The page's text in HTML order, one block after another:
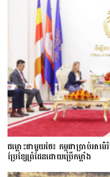
ជម្លោះជាមួយថៃ៖ កម្ពុជាប្រាប់អា
ប្រែខ្សែព្រំដែនដោយប្រើកម្លាំង